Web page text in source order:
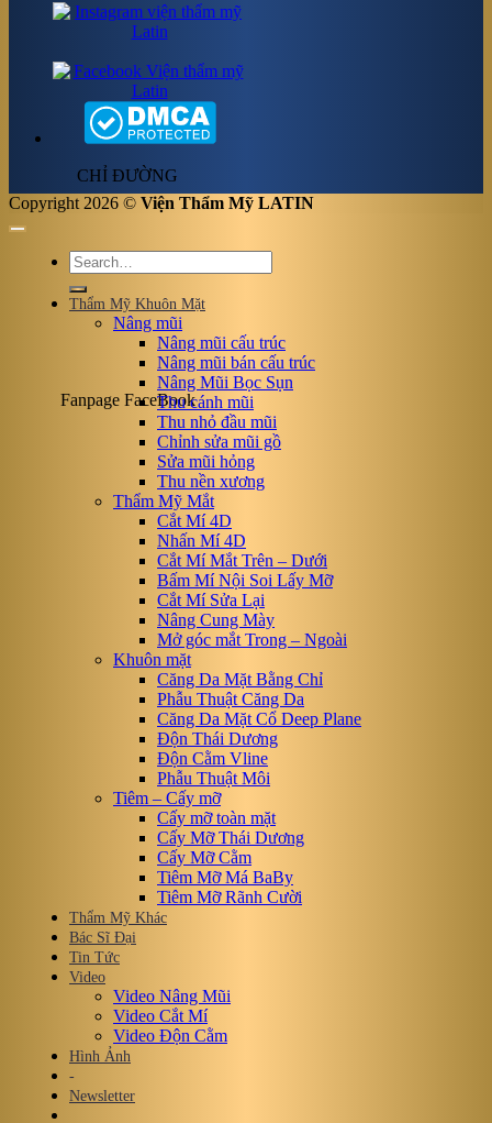
CHỈ ĐƯỜNG
Fanpage FaceBook
Copyright 2026 © Viện Thẩm Mỹ LATIN
Thẩm Mỹ Khuôn Mặt
Nâng mũi
Nâng mũi cấu trúc
Nâng mũi bán cấu trúc
Nâng Mũi Bọc Sụn
Thu cánh mũi
Thu nhỏ đầu mũi
Chỉnh sửa mũi gồ
Sửa mũi hỏng
Thu nền xương
Thẩm Mỹ Mắt
Cắt Mí 4D
Nhấn Mí 4D
Cắt Mí Mắt Trên – Dưới
Bấm Mí Nội Soi Lấy Mỡ
Cắt Mí Sửa Lại
Nâng Cung Mày
Mở góc mắt Trong – Ngoài
Khuôn mặt
Căng Da Mặt Bằng Chỉ
Phẫu Thuật Căng Da
Căng Da Mặt Cổ Deep Plane
Độn Thái Dương
Độn Cằm Vline
Phẫu Thuật Môi
Tiêm – Cấy mỡ
Cấy mỡ toàn mặt
Cấy Mỡ Thái Dương
Cấy Mỡ Cằm
Tiêm Mỡ Má BaBy
Tiêm Mỡ Rãnh Cười
Thẩm Mỹ Khác
Bác Sĩ Đại
Tin Tức
Video
Video Nâng Mũi
Video Cắt Mí
Video Độn Cằm
Hình Ảnh
-
Newsletter